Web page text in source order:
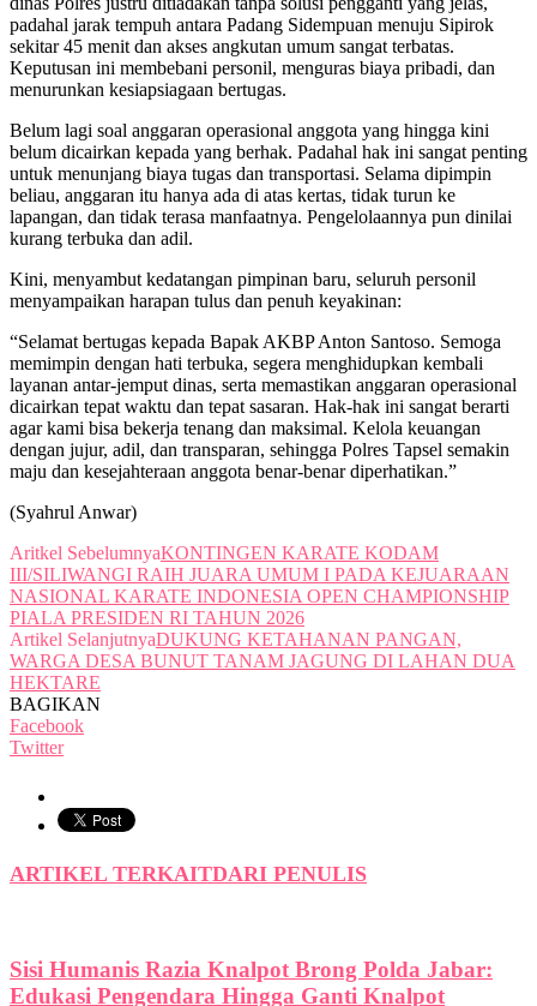
padahal jarak tempuh antara Padang Sidempuan menuju Sipirok
sekitar 45 menit dan akses angkutan umum sangat terbatas.
Keputusan ini membebani personil, menguras biaya pribadi, dan
menurunkan kesiapsiagaan bertugas.
Belum lagi soal anggaran operasional anggota yang hingga kini
belum dicairkan kepada yang berhak. Padahal hak ini sangat penting
untuk menunjang biaya tugas dan transportasi. Selama dipimpin
beliau, anggaran itu hanya ada di atas kertas, tidak turun ke
lapangan, dan tidak terasa manfaatnya. Pengelolaannya pun dinilai
kurang terbuka dan adil.
Kini, menyambut kedatangan pimpinan baru, seluruh personil
menyampaikan harapan tulus dan penuh keyakinan:
“Selamat bertugas kepada Bapak AKBP Anton Santoso. Semoga
memimpin dengan hati terbuka, segera menghidupkan kembali
layanan antar-jemput dinas, serta memastikan anggaran operasional
dicairkan tepat waktu dan tepat sasaran. Hak-hak ini sangat berarti
agar kami bisa bekerja tenang dan maksimal. Kelola keuangan
dengan jujur, adil, dan transparan, sehingga Polres Tapsel semakin
maju dan kesejahteraan anggota benar-benar diperhatikan.”
(Syahrul Anwar)
Aritkel SebelumnyaKONTINGEN KARATE KODAM
III/SILIWANGI RAIH JUARA UMUM I PADA KEJUARAAN
NASIONAL KARATE INDONESIA OPEN CHAMPIONSHIP
PIALA PRESIDEN RI TAHUN 2026
Artikel SelanjutnyaDUKUNG KETAHANAN PANGAN,
WARGA DESA BUNUT TANAM JAGUNG DI LAHAN DUA
HEKTARE
BAGIKAN
Facebook
Twitter
ARTIKEL TERKAITDARI PENULIS
Sisi Humanis Razia Knalpot Brong Polda Jabar:
Edukasi Pengendara Hingga Ganti Knalpot